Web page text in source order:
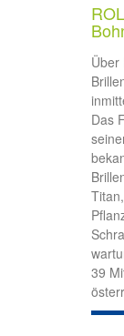
Über
Das
39